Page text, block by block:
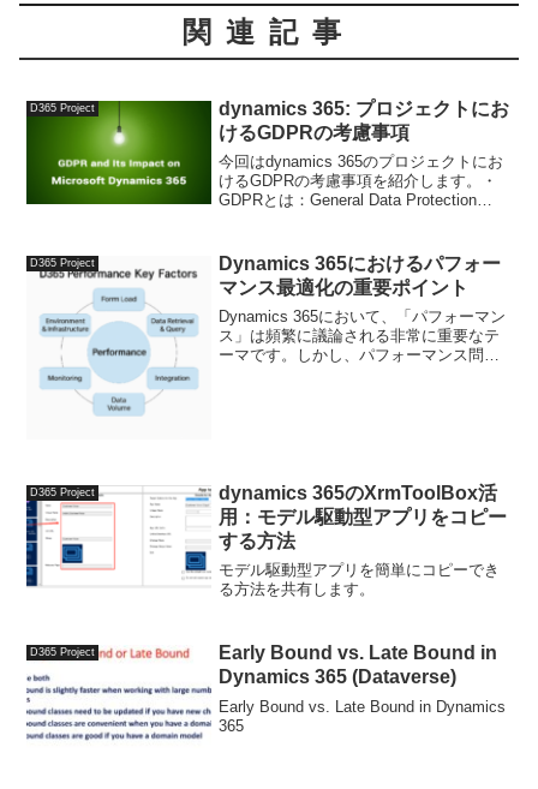
関連記事
D365 Project
dynamics 365: プロジェクトにお
けるGDPRの考慮事項
今回はdynamics 365のプロジェクトにお
けるGDPRの考慮事項を紹介します。・
GDPRとは：General Data Protection
化し統...
D365 Project
Dynamics 365におけるパフォー
マンス最適化の重要ポイント
Dynamics 365において、「パフォーマン
ス」は頻繁に議論される非常に重要なテ
ーマです。しかし、パフォーマンス問題
D365 Project
dynamics 365のXrmToolBox活
用：モデル駆動型アプリをコピー
する方法
モデル駆動型アプリを簡単にコピーでき
る方法を共有します。
D365 Project
Early Bound vs. Late Bound in
Dynamics 365 (Dataverse)
Early Bound vs. Late Bound in Dynamics
365